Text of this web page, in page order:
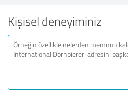
Kişisel deneyiminiz